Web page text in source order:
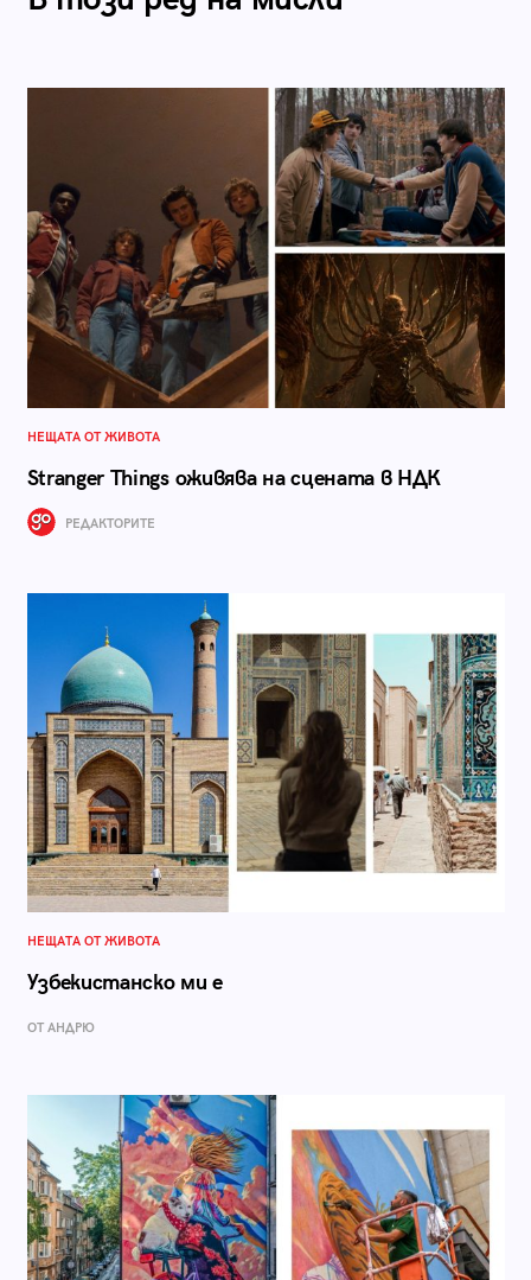
НЕЩАТА ОТ ЖИВОТА
Stranger Things оживява на сцената в НДК
РЕДАКТОРИТЕ
НЕЩАТА ОТ ЖИВОТА
Узбекистанско ми е
ОТ АНДРЮ